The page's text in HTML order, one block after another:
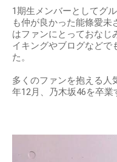
1期生メンバーとしてグ
も仲が良かった能條愛
はファンにとっておなじ
イキングやブログなどで
た。
多くのファンを抱える人
年12月、乃木坂46を卒業